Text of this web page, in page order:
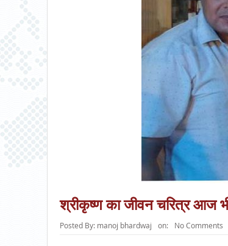
श्रीकृष्ण का जीवन चरित्र आज
Posted By: manoj bhardwaj on: No Comments